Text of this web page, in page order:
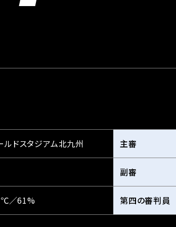
ルドスタジアム北九州
／61%
主審
副審
第四の審判員